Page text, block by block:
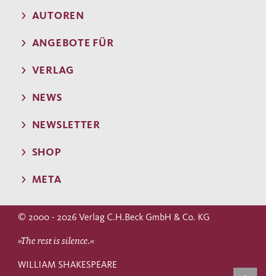
AUTOREN
ANGEBOTE FÜR
VERLAG
NEWS
NEWSLETTER
SHOP
META
© 2000 - 2026 Verlag C.H.Beck GmbH & Co. KG
»The rest is silence.«
WILLIAM SHAKESPEARE